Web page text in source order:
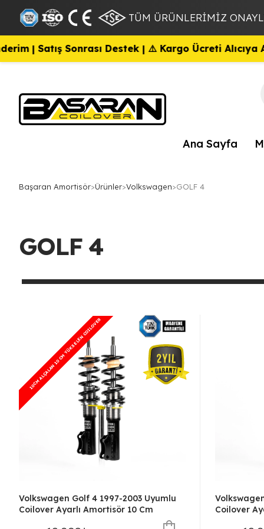
TÜM ÜRÜNLERİMİZ
Sonrası Destek | ⚠️ Kargo Ücreti Alıcıya Aittir.
Ana Sayfa
Başaran Amortisör>Ürünler>Volkswagen>GOLF 4
GOLF 4
10CM ALÇALAN 10 CM YÜKSELEN COILOVER
10CM ALÇALAN 10 CM YÜKSELEN COILOVER
Volkswagen Golf 4 1997-2003 Uyumlu
Coilover Ayarlı Amortisör 10 Cm
Coilover